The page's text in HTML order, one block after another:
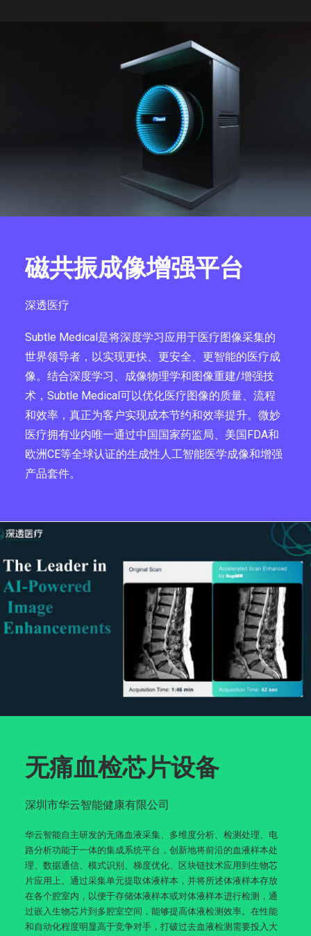
磁共振成像增强平台
深透医疗
Subtle Medical是将深度学习应用于医疗图像采集的
世界领导者，以实现更快、更安全、更智能的医疗成
像。结合深度学习、成像物理学和图像重建/增强技
术，Subtle Medical可以优化医疗图像的质量、流程
和效率，真正为客户实现成本节约和效率提升。微妙
医疗拥有业内唯一通过中国国家药监局、美国FDA和
欧洲CE等全球认证的生成性人工智能医学成像和增强
产品套件。
无痛血检芯片设备
深圳市华云智能健康有限公司
华云智能自主研发的无痛血液采集、多维度分析、检测处理、电
路分析功能于一体的集成系统平台，创新地将前沿的血液样本处
理、数据通信、模式识别、梯度优化、区块链技术应用到生物芯
片应用上。通过采集单元提取体液样本，并将所述体液样本存放
在各个腔室内，以便于存储体液样本或对体液样本进行检测，通
过嵌入生物芯片到多腔室空间，能够提高体液检测效率。在性能
和自动化程度明显高于竞争对手，打破过去血液检测需要投入大